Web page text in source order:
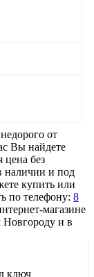
от
Вы найдете
без
наличии и под
купить или
по телефону: 8
магазине
и в
ключ